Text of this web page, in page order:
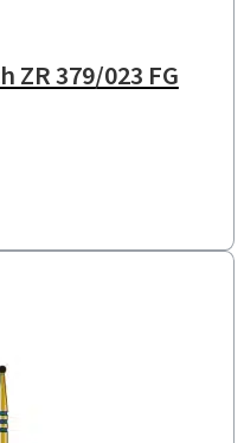
ZR 379/023 FG